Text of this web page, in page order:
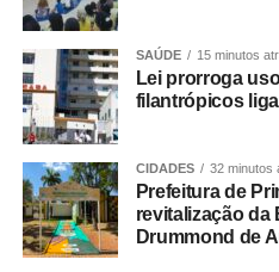
agendamento.
Os profissionais terão salário
jornada de 40 horas
Das 81 vagas, 71 são
comunitário de saúde e dez
endemias. Duas
para pessoas com deficiência.
SAÚDE 15 minutos
Lei prorroga
filantrópicos
CIDADES 32 minutos
Prefeitura de
revitalização da
Drummond de